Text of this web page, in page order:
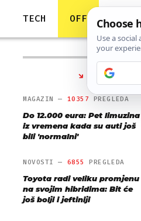
TECH OFF
NAJČITANIJE
MAGAZIN — 10357 PREGLEDA
Do 12.000 eura: Pet limuzina
iz vremena kada su auti još
bili 'normalni'
NOVOSTI — 6855 PREGLEDA
Toyota radi veliku promjenu
na svojim hibridima: Bit će
još bolji i jeftiniji